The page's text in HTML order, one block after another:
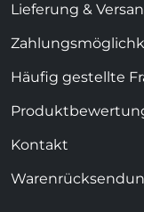
Lieferung &
Häufig gestellte
Kontakt